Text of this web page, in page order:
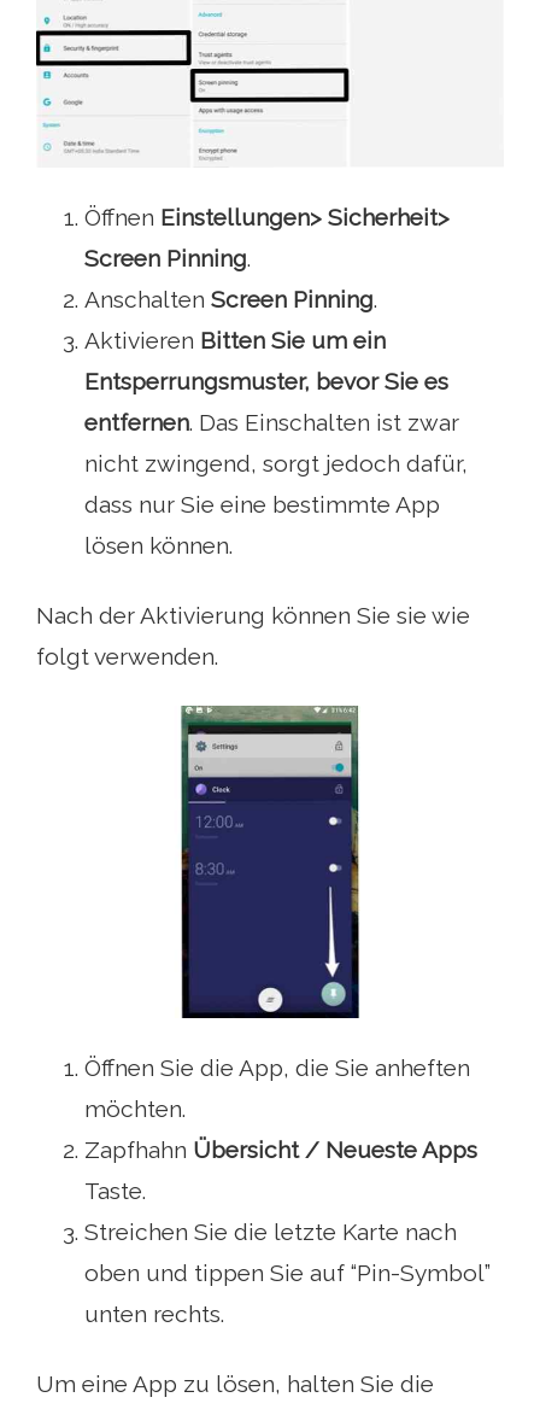
Öffnen Einstellungen> Sicherheit>
Screen Pinning.
Anschalten Screen Pinning.
Aktivieren Bitten Sie um ein
Entsperrungsmuster, bevor Sie es
entfernen. Das Einschalten ist zwar
nicht zwingend, sorgt jedoch dafür,
dass nur Sie eine bestimmte App
lösen können.
Nach der Aktivierung können Sie sie wie
folgt verwenden.
Öffnen Sie die App, die Sie anheften
möchten.
Zapfhahn Übersicht / Neueste Apps
Taste.
Streichen Sie die letzte Karte nach
oben und tippen Sie auf “Pin-Symbol”
unten rechts.
Um eine App zu lösen, halten Sie die